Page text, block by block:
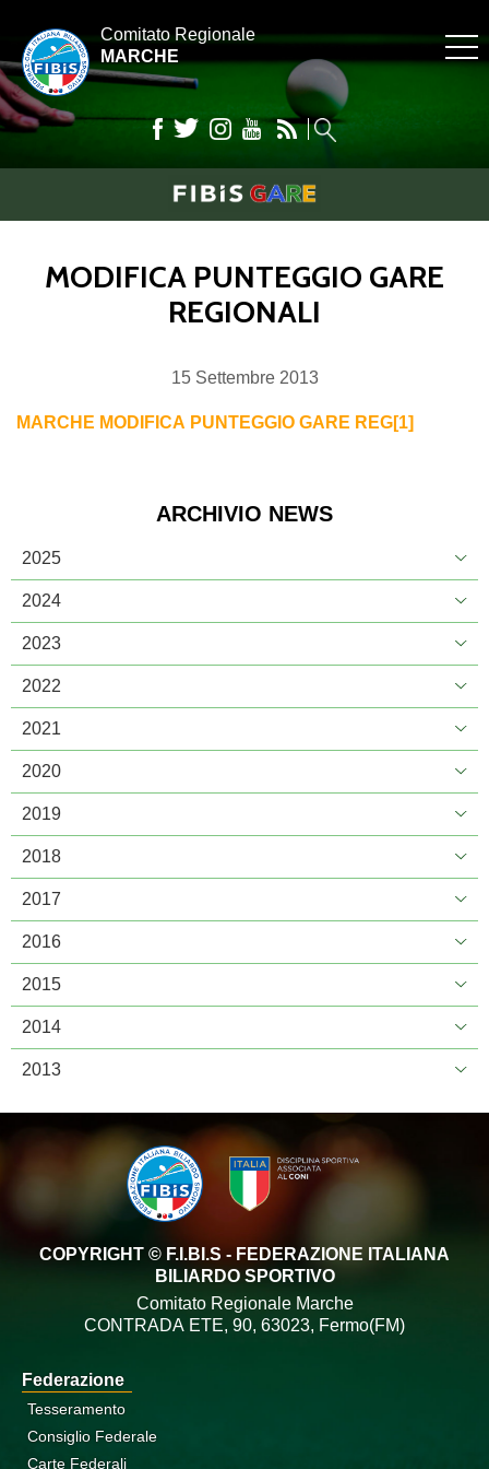
Comitato Regionale
MARCHE
MODIFICA PUNTEGGIO GARE
REGIONALI
15 Settembre 2013
MARCHE MODIFICA PUNTEGGIO GARE REG[1]
ARCHIVIO NEWS
2025
2024
2023
2022
2021
2020
2019
2018
2017
2016
2015
2014
2013
COPYRIGHT © F.I.BI.S - FEDERAZIONE ITALIANA
BILIARDO SPORTIVO
Comitato Regionale Marche
CONTRADA ETE, 90, 63023, Fermo(FM)
Federazione
Tesseramento
Consiglio Federale
Carte Federali